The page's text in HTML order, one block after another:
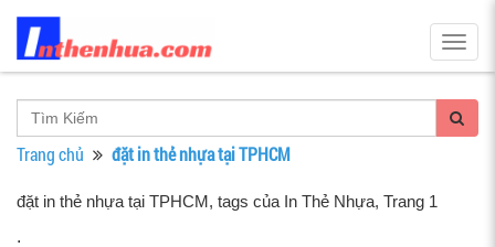
Trang chủ đặt in thẻ nhựa tại TPHCM
đặt in thẻ nhựa tại TPHCM, tags của In Thẻ Nhựa, Trang 1
.